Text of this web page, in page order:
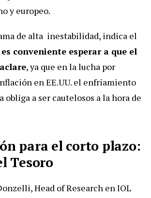
y europeo.
de alta inestabilidad, indica el
es conveniente esperar a que el
, ya que en la lucha por
en EE.UU. el enfriamiento
obliga a ser cautelosos a la hora de
para el corto plazo:
Tesoro
Head of Research en IOL